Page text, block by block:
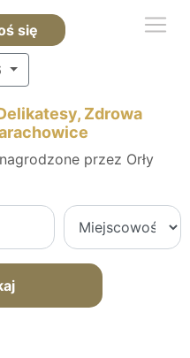
się
Zdrowa
przez Orły